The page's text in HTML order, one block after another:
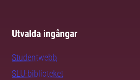
Utvalda ingångar
Studentwebb
SLU-biblioteket